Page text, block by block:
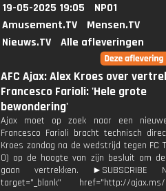
19-05-2025 19:05
NPO1
Amusement.TV
Mensen.TV
Nieuws.TV
Alle afleveringen
AFC Ajax: Alex Kroes over
Francesco Farioli: 'Hele grote
bewondering'
Ajax moet op zoek naar een
Francesco Farioli bracht technisch
Kroes zondag na de wedstrijd tegen FC
0) op de hoogte van zijn besluit om
gaan vertrekken. ►SUBSCRIBE
target="_blank" href="http://ajax.ms/